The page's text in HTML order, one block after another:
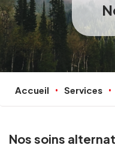
Accueil Services
Nos soins